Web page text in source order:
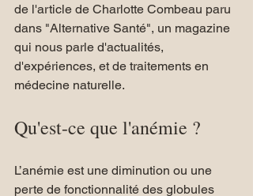
de l'article de Charlotte Combeau paru
dans "Alternative Santé", un magazine
qui nous parle d'actualités,
d'expériences, et de traitements en
médecine naturelle.
Qu'est-ce que l'anémie ?
L’anémie est une diminution ou une
perte de fonctionnalité des globules